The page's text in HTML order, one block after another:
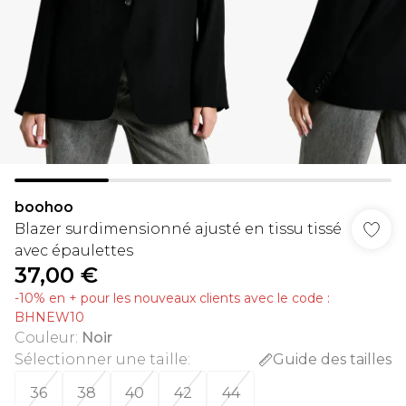
boohoo
Blazer surdimensionné ajusté en tissu tissé
avec épaulettes
37,00 €
-10% en + pour les nouveaux clients avec le code :
BHNEW10
Couleur: Noir
Sélectionner une taille:
Guide des tailles
36
38 40 42 44